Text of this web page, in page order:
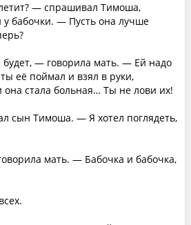
— спрашивал Тимоша,
бабочки. — Пусть она лучше
— говорила мать. — Ей надо
её поймал и взял в руки,
стала больная… Ты не лови их!
сын Тимоша. — Я хотел поглядеть,
мать. — Бабочка и бабочка,